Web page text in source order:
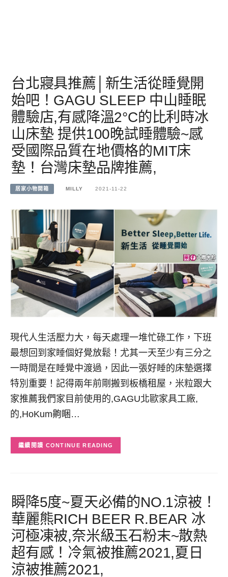
台北寢具推薦│新生活從睡覺開
始吧！GAGU SLEEP 中山睡眠
體驗店,有感降溫2°C的比利時冰
山床墊 提供100晚試睡體驗~感
受國際品質在地價格的MIT床
墊！台灣床墊品牌推薦,
居家小物開箱 MILLY 2021-11-22
現代人生活壓力大，每天處理一堆忙碌工作，下班
最想回到家睡個好覺放鬆！尤其一天至少有三分之
一時間是在睡覺中渡過，因此一張好睡的床墊選擇
特別重要！記得兩年前剛搬到板橋租屋，米粒跟大
家推薦我們家目前使用的,GAGU北歐家具工廠,
的,HoKum齁睏…
CONTINUE READING
瞬降5度~夏天必備的NO.1涼被！
華麗熊RICH BEER R.BEAR 冰
河極凍被,奈米級玉石粉末~散熱
超有感！冷氣被推薦2021,夏日
涼被推薦2021,